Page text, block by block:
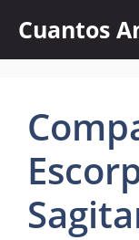
content
Cuantos